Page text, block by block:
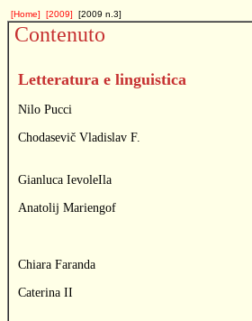
[Home] [2009] [2009 n.3]
Contenuto
Letteratura e linguistica
Nilo Pucci
Chodasevič Vladislav F.
Gianluca IevoleIla
Anatolij Mariengof
Chiara Faranda
Caterina II